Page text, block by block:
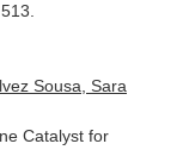
Sousa, Sara
Catalyst for